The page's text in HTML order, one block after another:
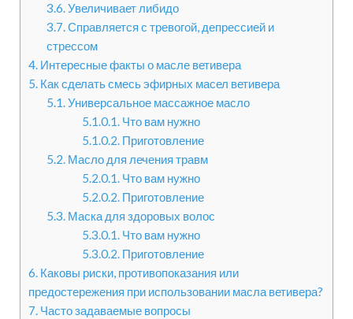
3.6.Увеличивает либидо
3.7.Справляется с тревогой, депрессией и
стрессом
4. Интересные факты о масле ветивера
5. Как сделать смесь эфирных масел ветивера
5.1.Универсальное массажное масло
5.1.0.1. Что вам нужно
5.1.0.2. Приготовление
5.2.Масло для лечения травм
5.2.0.1. Что вам нужно
5.2.0.2. Приготовление
5.3.Маска для здоровых волос
5.3.0.1. Что вам нужно
5.3.0.2. Приготовление
6. Каковы риски, противопоказания или
предостережения при использовании масла ветивера?
7. Часто задаваемые вопросы